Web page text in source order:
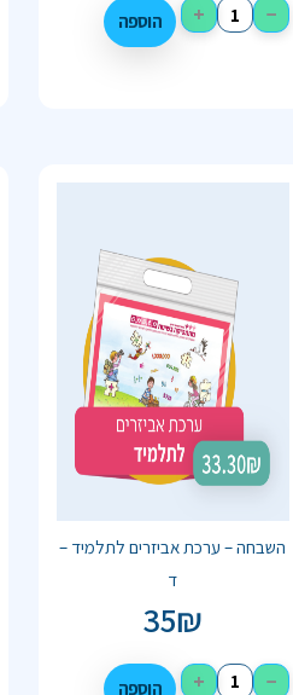
−
+ הוספה
השבחה – ערכת אביזרים לתלמיד –
ד
35₪
−
+ הוספה